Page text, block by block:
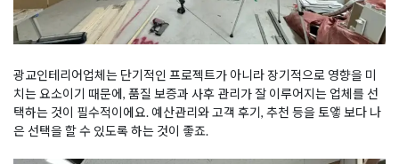
광교인테리어업체는 단기적인 프로젝트가 아니라 장기적으로 영향을 미
치는 요소이기 때문에, 품질 보증과 사후 관리가 잘 이루어지는 업체를 선
택하는 것이 필수적이에요. 예산관리와 고객 후기, 추천 등을 토앻 보다 나
은 선택을 할 수 있도록 하는 것이 좋죠.